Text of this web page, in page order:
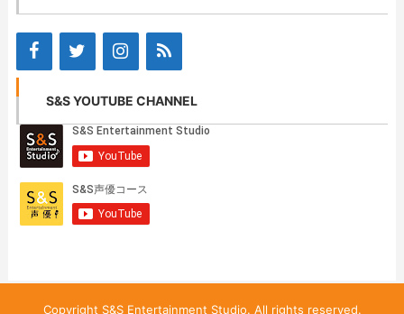
S&S YOUTUBE CHANNEL
Copyright S&S Entertainment Studio. All rights reserved.